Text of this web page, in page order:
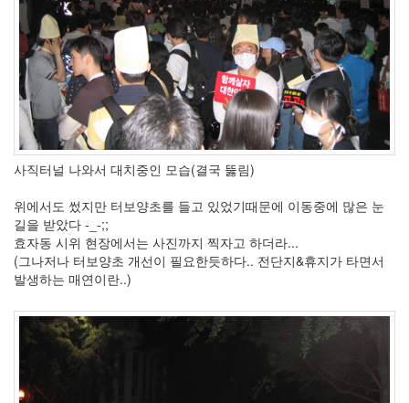
사직터널 나와서 대치중인 모습(결국 뚫림)
위에서도 썼지만 터보양초를 들고 있었기때문에 이동중에 많은 눈
길을 받았다 -_-;;
효자동 시위 현장에서는 사진까지 찍자고 하더라...
(그나저나 터보양초 개선이 필요한듯하다.. 전단지&휴지가 타면서
발생하는 매연이란..)